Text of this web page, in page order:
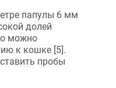
папулы 6 мм
долей
можно
к кошке [5].
пробы